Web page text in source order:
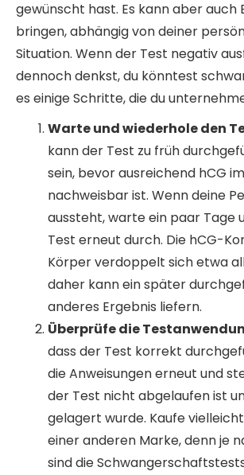
gewünscht hast. Es kann aber auch
bringen, abhängig von deiner
Situation. Wenn der Test negativ
dennoch denkst, du könntest
es einige Schritte, die du
Warte und wiederhole den
kann der Test zu früh
sein, bevor ausreichend hCG
nachweisbar ist. Wenn deine
aussteht, warte ein paar Tage
Test erneut durch. Die hCG-
Körper verdoppelt sich etwa
daher kann ein später
anderes Ergebnis liefern.
Überprüfe die
dass der Test korrekt
die Anweisungen erneut und
der Test nicht abgelaufen ist
gelagert wurde. Kaufe
einer anderen Marke, denn je
sind die